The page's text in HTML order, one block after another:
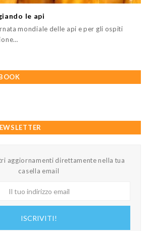
le api
mondiale delle api e per gli ospiti
aggiornamenti direttamente nella tua
casella email
ISCRIVITI!